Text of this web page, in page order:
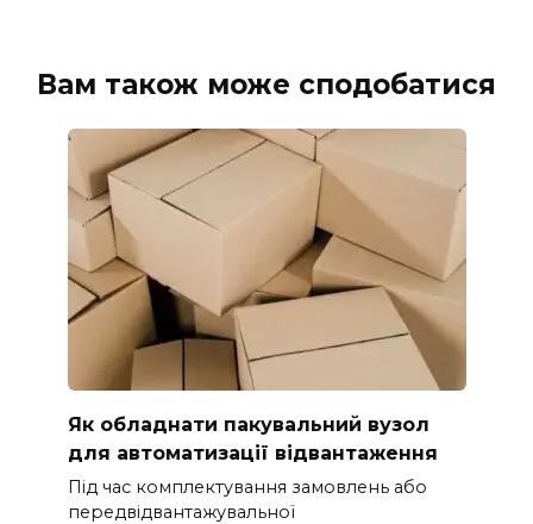
Вам також може сподобатися
Як обладнати пакувальний вузол
для автоматизації відвантаження
Під час комплектування замовлень або
передвідвантажувальної